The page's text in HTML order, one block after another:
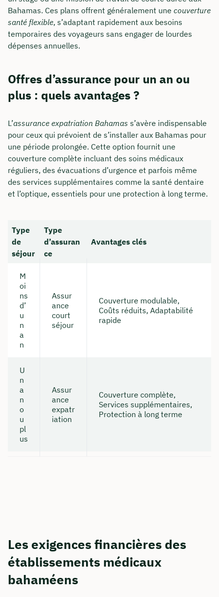
Bahamas. Ces plans offrent généralement une couverture
santé flexible, s’adaptant rapidement aux besoins
temporaires des voyageurs sans engager de lourdes
dépenses annuelles.
Offres d’assurance pour un an ou
plus : quels avantages ?
L’assurance expatriation Bahamas s’avère indispensable
pour ceux qui prévoient de s’installer aux Bahamas pour
une période prolongée. Cette option fournit une
couverture complète incluant des soins médicaux
réguliers, des évacuations d’urgence et parfois même
des services supplémentaires comme la santé dentaire
et l’optique, essentiels pour une protection à long terme.
Type
de
séjour
Type
d’assuran
ce
Avantages clés
M
oi
ns
d’
u
n
a
n
Assur
ance
court
séjour
Couverture modulable,
Coûts réduits, Adaptabilité
rapide
U
n
a
n
o
u
pl
us
Assur
ance
expatr
iation
Couverture complète,
Services supplémentaires,
Protection à long terme
Les exigences financières des
établissements médicaux
bahaméens